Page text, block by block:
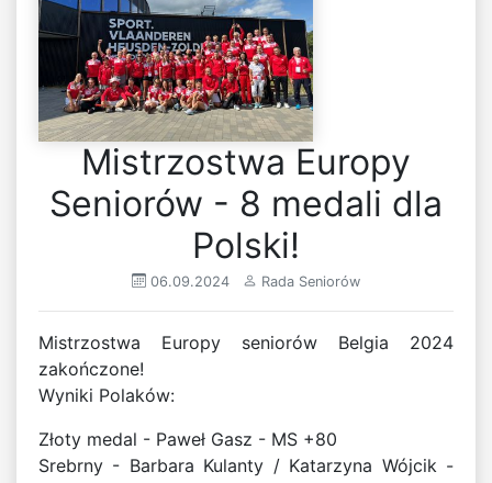
Mistrzostwa Europy
Seniorów - 8 medali dla
Polski!
06.09.2024 Rada Seniorów
Mistrzostwa Europy seniorów Belgia 2024
zakończone!
Wyniki Polaków:
Złoty medal - Paweł Gasz - MS +80
Srebrny - Barbara Kulanty / Katarzyna Wójcik -